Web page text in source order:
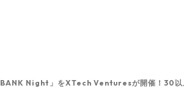
BANK Night」をXTech Venturesが開催！30以